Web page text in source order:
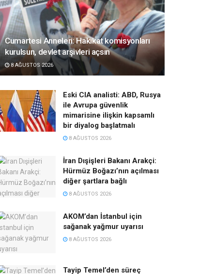
Cumartesi Anneleri: Hakikat komisyonları
kurulsun, devlet arşivleri açsın
8 AĞUSTOS 2026
Eski CIA analisti: ABD, Rusya
ile Avrupa güvenlik
mimarisine ilişkin kapsamlı
bir diyalog başlatmalı
8 AĞUSTOS 2026
İran Dışişleri Bakanı Arakçi:
Hürmüz Boğazı’nın açılması
diğer şartlara bağlı
8 AĞUSTOS 2026
AKOM’dan İstanbul için
sağanak yağmur uyarısı
8 AĞUSTOS 2026
Tayip Temel’den süreç